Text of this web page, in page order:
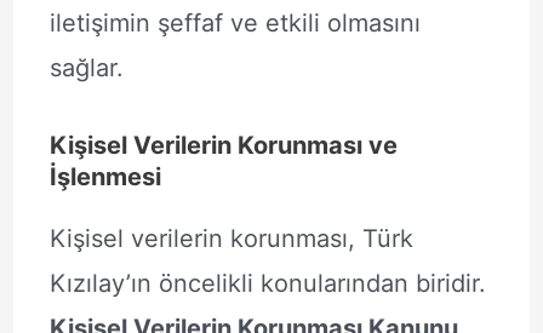
iletişimin şeffaf ve etkili olmasını
sağlar.
Kişisel Verilerin Korunması ve
İşlenmesi
Kişisel verilerin korunması, Türk
Kızılay’ın öncelikli konularından biridir.